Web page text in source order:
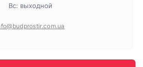
Вс: выходной